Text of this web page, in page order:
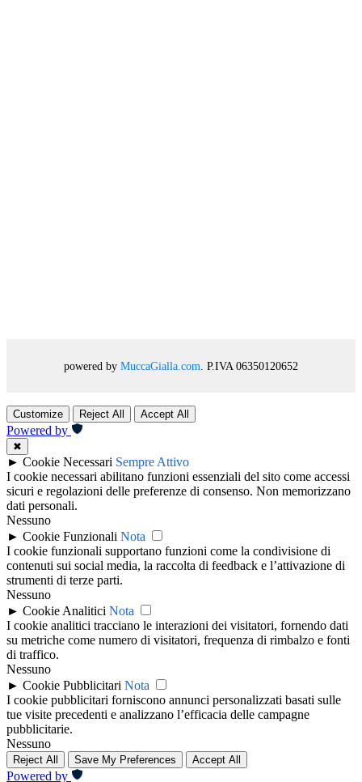
powered by MuccaGialla.com . P.IVA 06350120652
Customize Reject All Accept All
Powered by
✖
► Cookie Necessari Sempre Attivo
I cookie necessari abilitano funzioni essenziali del sito come accessi
sicuri e regolazioni delle preferenze di consenso. Non memorizzano
dati personali.
Nessuno
► Cookie Funzionali Nota
I cookie funzionali supportano funzioni come la condivisione di
contenuti sui social media, la raccolta di feedback e l’attivazione di
strumenti di terze parti.
Nessuno
► Cookie Analitici Nota
I cookie analitici tracciano le interazioni dei visitatori, fornendo dati
su metriche come numero di visitatori, frequenza di rimbalzo e fonti
di traffico.
Nessuno
► Cookie Pubblicitari Nota
I cookie pubblicitari forniscono annunci personalizzati basati sulle
tue visite precedenti e analizzano l’efficacia delle campagne
pubblicitarie.
Nessuno
Reject All Save My Preferences Accept All
Powered by